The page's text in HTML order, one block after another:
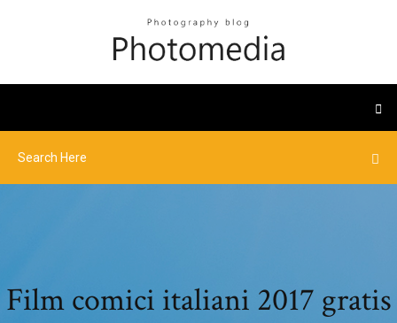
Film comici italiani 2017 gratis